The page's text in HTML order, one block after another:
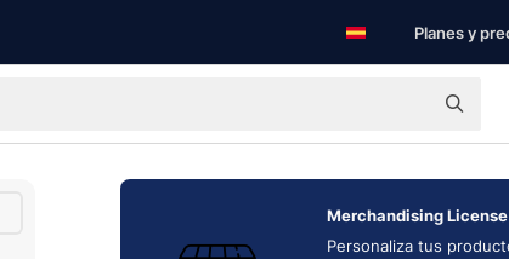
Planes y
Merchandising License
Personaliza tus